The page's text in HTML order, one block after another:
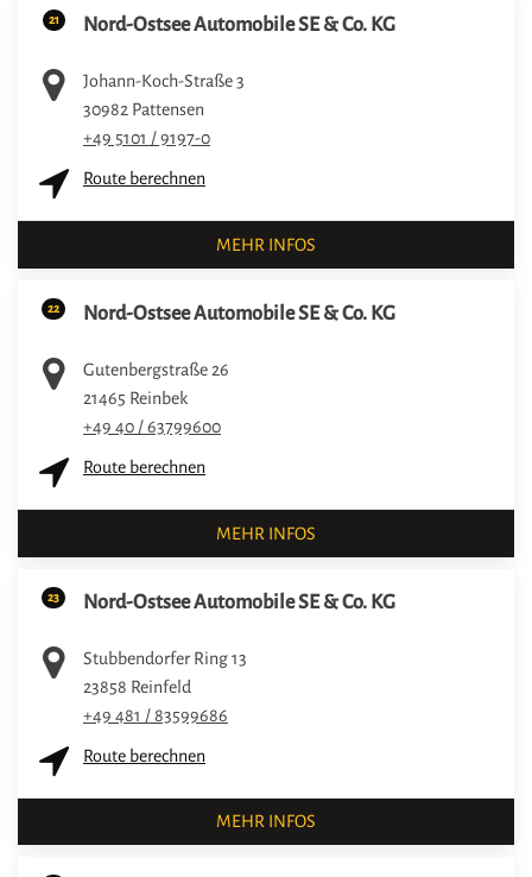
21 Nord-Ostsee Automobile SE & Co. KG
Johann-Koch-Straße 3
30982 Pattensen
+49 5101 / 9197-0
Route berechnen
MEHR INFOS
22 Nord-Ostsee Automobile SE & Co. KG
Gutenbergstraße 26
21465 Reinbek
+49 40 / 63799600
Route berechnen
MEHR INFOS
23 Nord-Ostsee Automobile SE & Co. KG
Stubbendorfer Ring 13
23858 Reinfeld
+49 481 / 83599686
Route berechnen
MEHR INFOS